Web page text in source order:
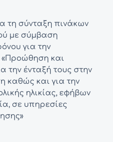
τη σύνταξη πινάκων
με σύμβαση
για την
«Προώθηση και
την ένταξή τους στην
καθώς και για την
ηλικίας, εφήβων
σε υπηρεσίες